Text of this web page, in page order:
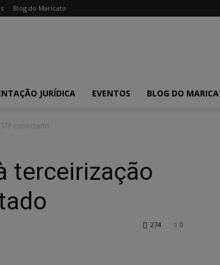
Blog do Maricato
JURÍDICA EVENTOS BLOG DO
conectado
terceirização
0
274